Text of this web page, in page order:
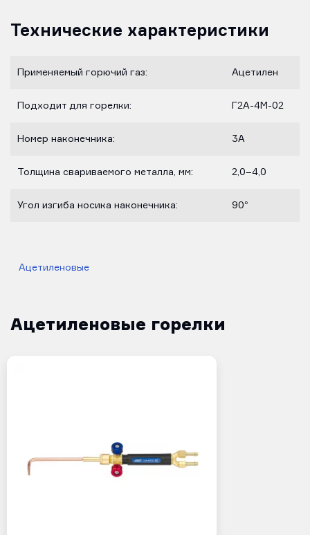
Технические характеристики
Применяемый горючий газ: Ацетилен
Подходит для горелки: Г2А-4М-02
Номер наконечника: 3А
Толщина свариваемого металла, мм: 2,0–4,0
Угол изгиба носика наконечника: 90°
Ацетиленовые
Ацетиленовые горелки